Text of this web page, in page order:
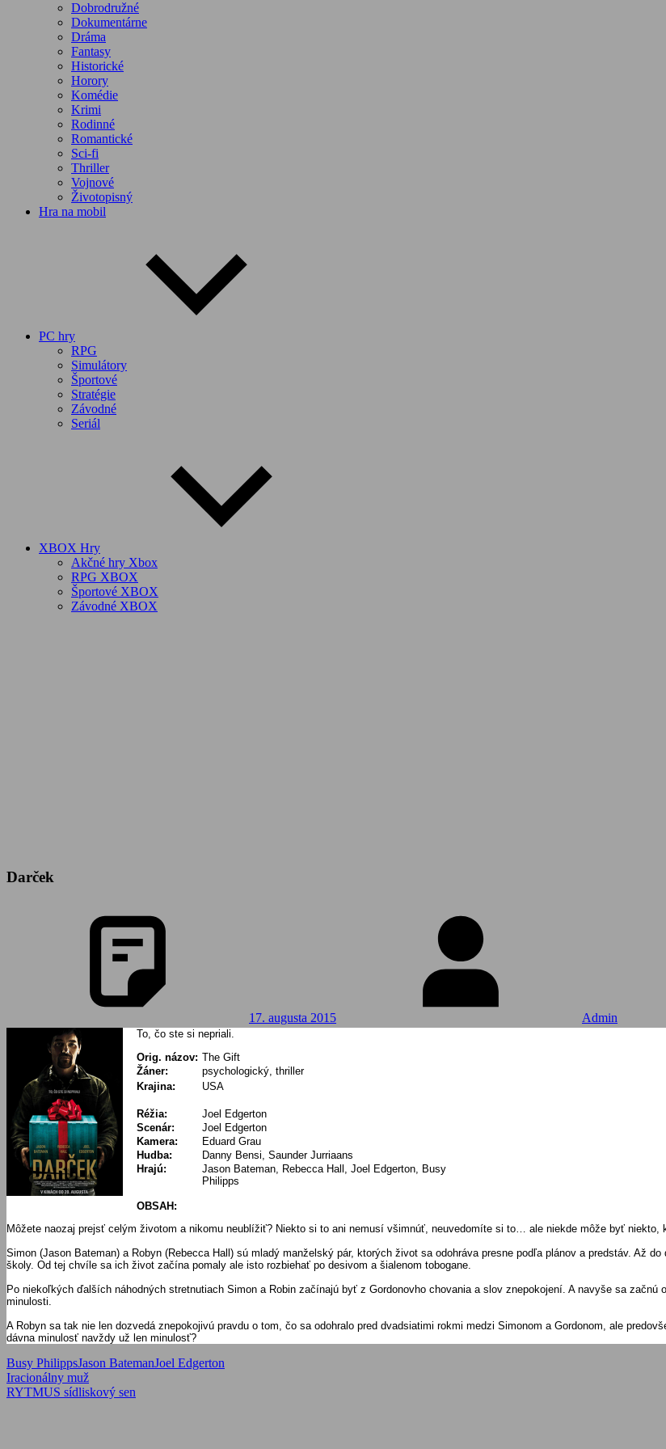
Dobrodružné
Dokumentárne
Dráma
Fantasy
Historické
Horory
Komédie
Krimi
Rodinné
Romantické
Sci-fi
Thriller
Vojnové
Životopisný
Hra na mobil
PC hry
RPG
Simulátory
Športové
Stratégie
Závodné
Seriál
XBOX Hry
Akčné hry Xbox
RPG XBOX
Športové XBOX
Závodné XBOX
Darček
17. augusta 2015 Admin
To, čo ste si nepriali.
Orig. názov: The Gift
Žáner:
psychologický, thriller
Krajina:
USA
Réžia:
Joel Edgerton
Scenár:
Joel Edgerton
Kamera:
Eduard Grau
Hudba:
Danny Bensi, Saunder Jurriaans
Hrajú:
Jason Bateman, Rebecca Hall, Joel Edgerton, Busy
Philipps
OBSAH:
Môžete naozaj prejsť celým životom a nikomu neublížiť? Niekto si to ani nemusí všimnúť, neuvedomíte si to… ale niekde môže byť niekto,
Simon (Jason Bateman) a Robyn (Rebecca Hall) sú mladý manželský pár, ktorých život sa odohráva presne podľa plánov a predstáv. Až
školy. Od tej chvíle sa ich život začína pomaly ale isto rozbiehať po desivom a šialenom tobogane.
Po niekoľkých ďalších náhodných stretnutiach Simon a Robin začínajú byť z Gordonovho chovania a slov znepokojení. A navyše sa
minulosti.
A Robyn sa tak nie len dozvedá znepokojivú pravdu o tom, čo sa odohralo pred dvadsiatimi rokmi medzi Simonom a Gordonom, ale
dávna minulosť navždy už len minulosť?
Busy PhilippsJason BatemanJoel Edgerton
Navigácia
v
Previous
Post:
Iracionálny muž
Next
RYTMUS sídliskový sen